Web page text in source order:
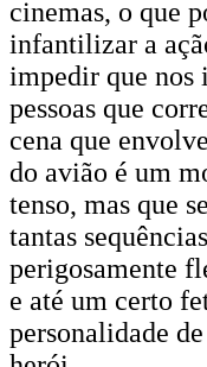
cinemas, o que
infantilizar a
impedir que nos
pessoas que
cena que
do avião é um
tenso, mas que
tantas
perigosamente
e até um certo
personalidade